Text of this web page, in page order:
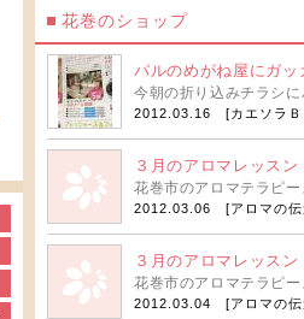
花巻のショップ
パルのめがね屋にガッ
今朝の折り込みチラシ
2012.03.16 [カエソラ
３月のアロマレッスン
花巻市のアロマテラピ
2012.03.06 [アロマの
３月のアロマレッスン
花巻市のアロマテラピ
2012.03.04 [アロマの